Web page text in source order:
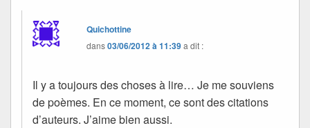
Quichottine
dans03/06/2012 à 11:39a dit :
Il y a toujours des choses à lire… Je me souviens
de poèmes. En ce moment, ce sont des citations
d’auteurs. J’aime bien aussi.